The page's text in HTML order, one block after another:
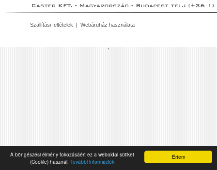
Értem
A böngészési élmény fokozásáért ez a weboldal sütiket
(Cookie) használ. További információk
Szállítási feltételek | Webáruház használata
'